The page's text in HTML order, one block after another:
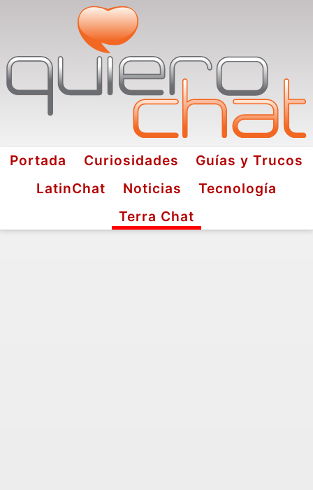
Portada Curiosidades
Guías y Trucos
LatinChat
Noticias
Tecnología
Terra Chat